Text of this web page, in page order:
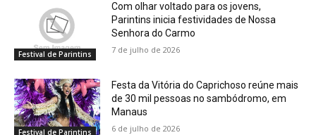
Festival de Parintins
Com olhar voltado para os jovens,
Parintins inicia festividades de Nossa
Senhora do Carmo
7 de julho de 2026
Festival de Parintins
Festa da Vitória do Caprichoso reúne mais
de 30 mil pessoas no sambódromo, em
Manaus
6 de julho de 2026